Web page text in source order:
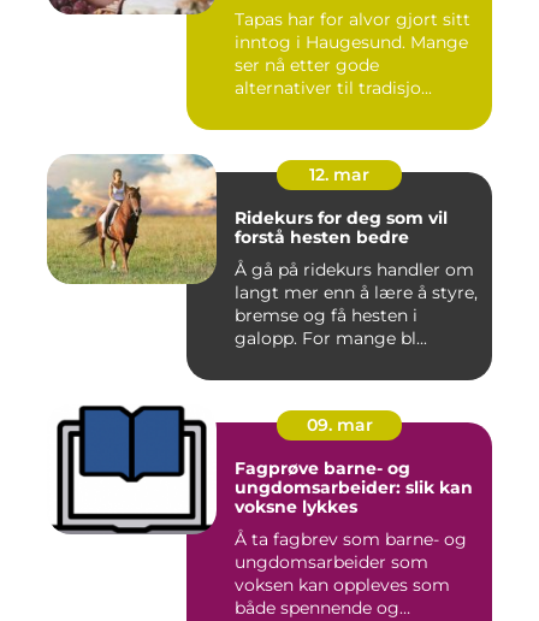
Tapas har for alvor gjort sitt
inntog i Haugesund. Mange
ser nå etter gode
alternativer til tradisjo...
12. mar
Ridekurs for deg som vil
forstå hesten bedre
Å gå på ridekurs handler om
langt mer enn å lære å styre,
bremse og få hesten i
galopp. For mange bl...
09. mar
Fagprøve barne- og
ungdomsarbeider: slik kan
voksne lykkes
Å ta fagbrev som barne- og
ungdomsarbeider som
voksen kan oppleves som
både spennende og